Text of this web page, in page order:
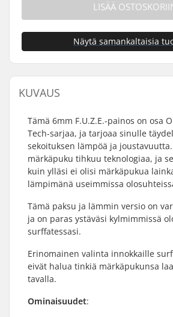
LISÄÄ
Näytä samankaltaisia
KUVAUS
Tämä 6mm F.U.Z.E.-painos on osa
Tech-sarjaa, ja tarjoaa sinulle
sekoituksen lämpöä ja
märkäpuku tihkuu teknologiaa, ja
kuin ylläsi ei olisi märkäpukua
lämpimänä useimmissa
Tämä paksu ja lämmin versio on
ja on paras ystäväsi kylmimmissä
surffatessasi.
Erinomainen valinta innokkaille
eivät halua tinkiä märkäpukunsa
tavalla.
Ominaisuudet: